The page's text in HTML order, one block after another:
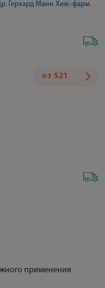
Герхард Манн Хим.-фарм.
от 521
применения